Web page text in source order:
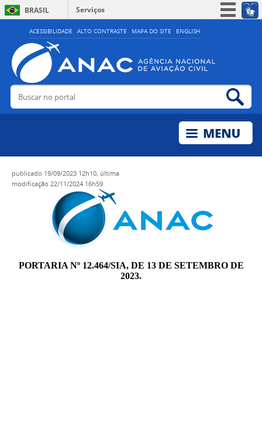
ACESSIBILIDADE ALTO CONTRASTE MAPA DO SITE ENGLISH
BRASIL
Serviços
Simplifique!
Acesso à informação
Legislação
Buscar no portal
publicado 19/09/2023 12h10, última
modificação 22/11/2024 16h59
PORTARIA Nº 12.464/SIA, DE 13 DE SETEMBRO DE
2023.